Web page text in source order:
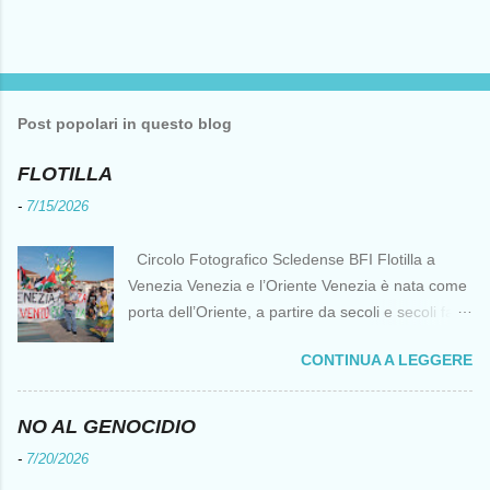
Post popolari in questo blog
FLOTILLA
- 7/15/2026
Circolo Fotografico Scledense BFI Flotilla a
Venezia Venezia e l’Oriente Venezia è nata come
porta dell’Oriente, a partire da secoli e secoli fa ai
di cantierizzazione veneziane divennero preziose
per tutti i crociati diretti a Gerusalemme. Proprio
le crociate fornirono ai veneziani l’occasione per
CONTINUA A LEGGERE
NO AL GENOCIDIO
- 7/20/2026